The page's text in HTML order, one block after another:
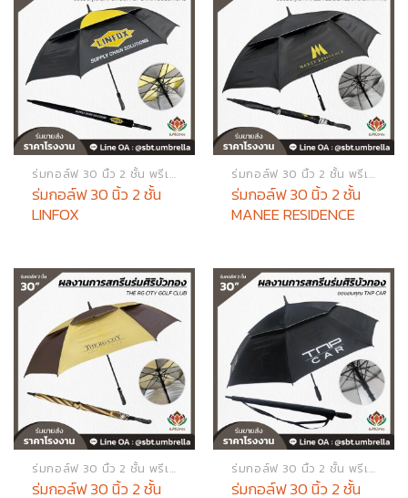
ร่มกอล์ฟ 30 นิ้ว 2 ชั้น พรีเมียม
ร่มกอล์ฟ 30 นิ้ว 2 ชั้น
LINFOX
ร่มกอล์ฟ 30 นิ้ว 2 ชั้น พรีเมียม
ร่มกอล์ฟ 30 นิ้ว 2 ชั้น
MANEE RESIDENCE
ร่มกอล์ฟ 30 นิ้ว 2 ชั้น พรีเมียม
ร่มกอล์ฟ 30 นิ้ว 2 ชั้น
ร่มกอล์ฟ 30 นิ้ว 2 ชั้น พรีเมียม
ร่มกอล์ฟ 30 นิ้ว 2 ชั้น